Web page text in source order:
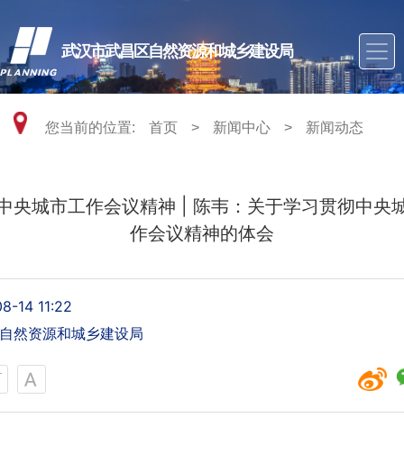
武汉市武昌区自然资源和城乡建设局
您当前的位置: 首页 > 新闻中心 > 新闻动态
央城市工作会议精神 | 陈韦：关于学习贯彻中央
作会议精神的体会
14 11:22
然资源和城乡建设局